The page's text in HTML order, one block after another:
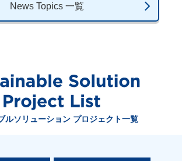
News Topics 一覧
ルソリューション プロジェクト一覧